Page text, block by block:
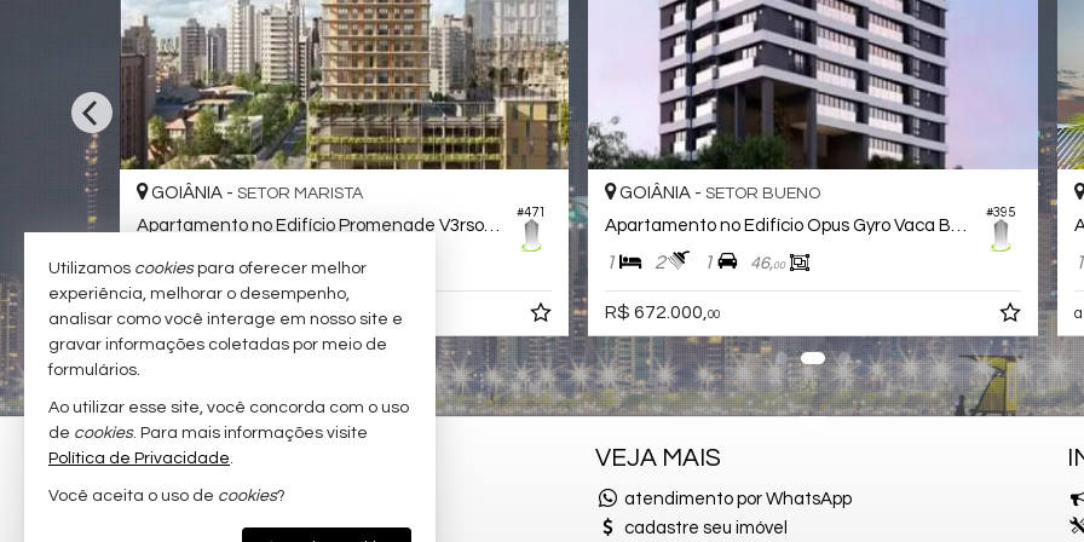
GOIÂNIA - SETOR BUENO
Apartamento no Edifício Haut Compact Life
1 2 1 54,00
a partir deR$ 667.850,00
GOIÂNIA - SERRINHA
Apartamento no Edifício Ybiti Home
2 1 44, 00
R$ 657.000,00
1
R$
EVO IMÓVEIS
(62)9.9979-1433 (WhatsApp)
vendas@evoimoveis.com.br
VEJA MAIS
atendimento por WhatsApp
cadastre seu imóvel
Utilizamos cookiespara oferecer melhor
experiência, melhorar o desempenho,
analisar como você interage em nosso site e
gravar informações coletadas por meio de
formulários.
Ao utilizar esse site, você concorda com o uso
de cookies. Para mais informações visite
Política de Privacidade.
Você aceita o uso de cookies?